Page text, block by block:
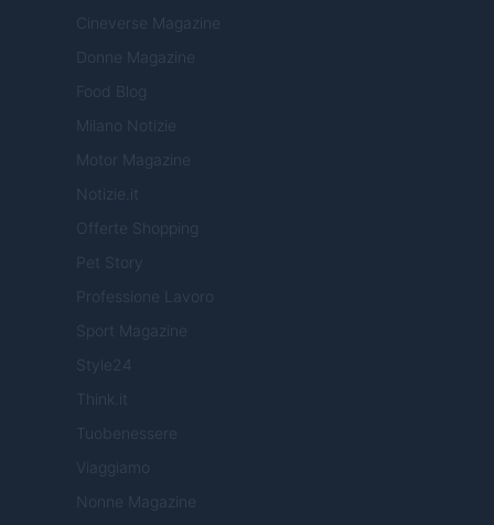
Cineverse Magazine
Donne Magazine
Food Blog
Milano Notizie
Motor Magazine
Notizie.it
Offerte Shopping
Pet Story
Professione Lavoro
Sport Magazine
Style24
Think.it
Tuobenessere
Viaggiamo
Nonne Magazine